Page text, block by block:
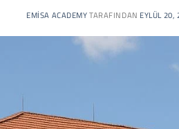
EMISA ACADEMYTARAFINDAN EYLÜL 20,